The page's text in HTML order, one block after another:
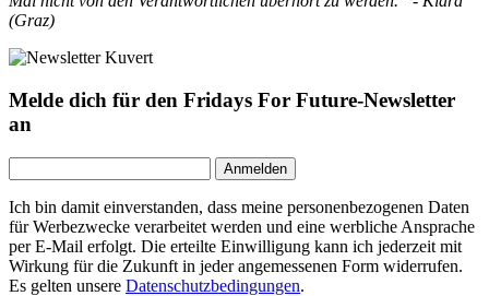
(Graz)
Melde dich für den Fridays For Future-Newsletter
an
Ich bin damit einverstanden, dass meine personenbezogenen Daten
für Werbezwecke verarbeitet werden und eine werbliche Ansprache
per E-Mail erfolgt. Die erteilte Einwilligung kann ich jederzeit mit
Wirkung für die Zukunft in jeder angemessenen Form widerrufen.
Es gelten unsere Datenschutzbedingungen.